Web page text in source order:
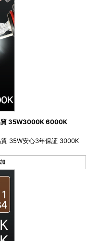
質 35W3000K 6000K
35W安心3年保証 3000K